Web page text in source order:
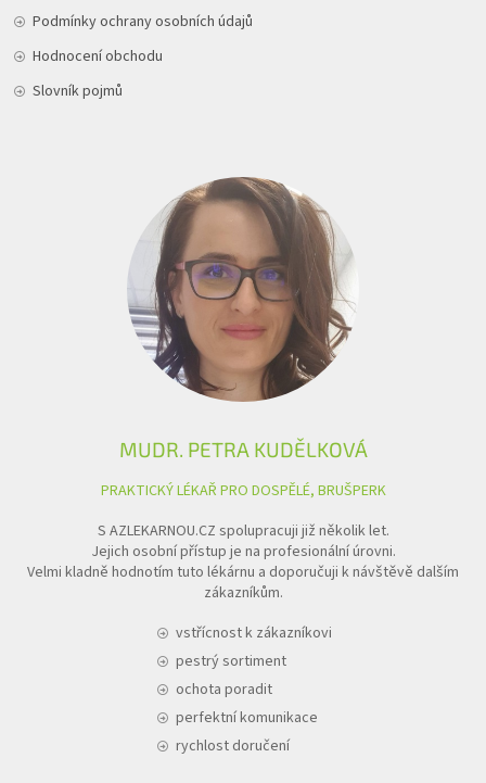
Podmínky ochrany osobních údajů
Hodnocení obchodu
Slovník pojmů
MUDR. PETRA KUDĚLKOVÁ
PRAKTICKÝ LÉKAŘ PRO DOSPĚLÉ, BRUŠPERK
S AZLEKARNOU.CZ spolupracuji již několik let.
Jejich osobní přístup je na profesionální úrovni.
Velmi kladně hodnotím tuto lékárnu a doporučuji k návštěvě dalším
zákazníkům.
vstřícnost k zákazníkovi
pestrý sortiment
ochota poradit
perfektní komunikace
rychlost doručení